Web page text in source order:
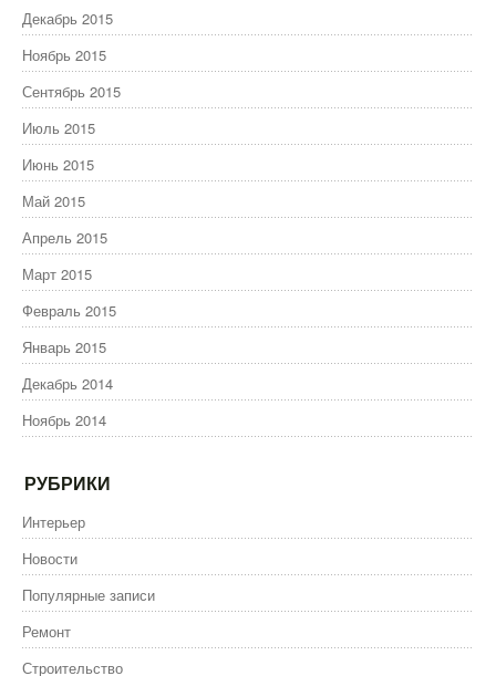
Декабрь 2015
Ноябрь 2015
Сентябрь 2015
Июль 2015
Июнь 2015
Май 2015
Апрель 2015
Март 2015
Февраль 2015
Январь 2015
Декабрь 2014
Ноябрь 2014
РУБРИКИ
Интерьер
Новости
Популярные записи
Ремонт
Строительство